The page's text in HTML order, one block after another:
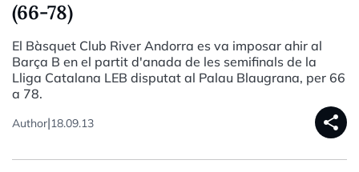
(66-78)
El Bàsquet Club River Andorra es va imposar ahir al
Barça B en el partit d'anada de les semifinals de la
Lliga Catalana LEB disputat al Palau Blaugrana, per 66
a 78.
Author|18.09.13 share